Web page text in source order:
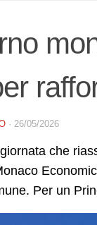
· 26/05/2026
giornata che
Per un